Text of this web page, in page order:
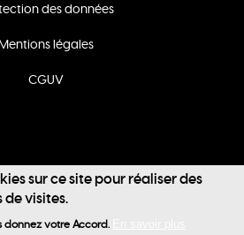
des données
légales
CGUV
sur ce site pour réaliser des
visites.
donnez votre Accord.